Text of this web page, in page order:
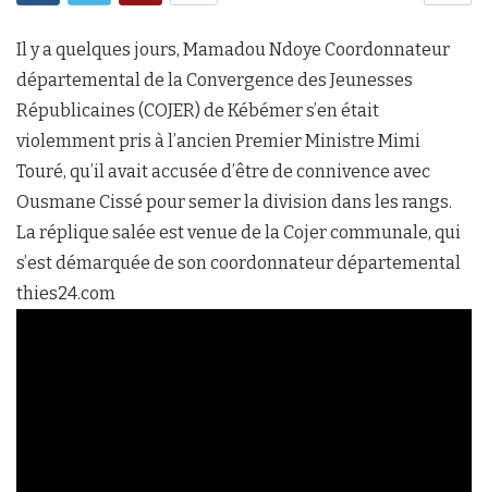
Il y a quelques jours, Mamadou Ndoye Coordonnateur
départemental de la Convergence des Jeunesses
Républicaines (COJER) de Kébémer s’en était
violemment pris à l’ancien Premier Ministre Mimi
Touré, qu’il avait accusée d’être de connivence avec
Ousmane Cissé pour semer la division dans les rangs.
La réplique salée est venue de la Cojer communale, qui
s’est démarquée de son coordonnateur départemental
thies24.com